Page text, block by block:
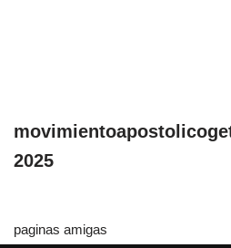
2025
paginas amigas